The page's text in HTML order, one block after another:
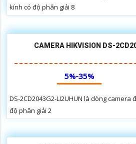
kính có độ phân giải 8
CAMERA HIKVISION DS-
5%-35%
DS-2CD2043G2-LI2UHUN là dòng
độ phân giải 2